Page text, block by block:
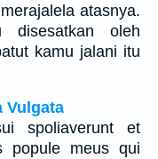
atasnya.
disesatkan oleh
kamu jalani itu
Vulgata
spoliaverunt et
popule meus qui